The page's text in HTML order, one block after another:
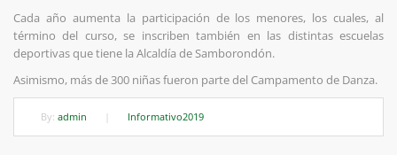
Cada año aumenta la participación de los menores, los cuales, al
término del curso, se inscriben también en las distintas escuelas
deportivas que tiene la Alcaldía de Samborondón.
Asimismo, más de 300 niñas fueron parte del Campamento de Danza.
By: admin Informativo2019